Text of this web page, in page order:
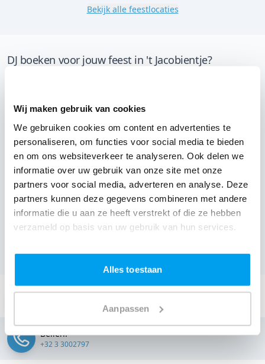
Wij maken gebruik van cookies
We gebruiken cookies om content en advertenties te
personaliseren, om functies voor social media te bieden
en om ons websiteverkeer te analyseren. Ook delen we
informatie over uw gebruik van onze site met onze
partners voor social media, adverteren en analyse. Deze
partners kunnen deze gegevens combineren met andere
informatie die u aan ze heeft verstrekt of die ze hebben
verzameld op basis van uw gebruik van hun services.
Alles toestaan
Aanpassen
Bekijk alle feestlocaties
DJ boeken voor jouw feest in 't Jacobientje?
een reserve DJ. Wij zorgen dat het goed komt. Maar
voordat je een DJ voor jouw feest gaat boeken, wil je
natuurlijk weten wat het kost.
EenDJ boeken uit West-Vlaanderen was nog nooit zo
makkelijk. Daarom kun je bij ons online de prijs
berekenen voor jouw feest. Ook kun je nu boeken of
een vrijblijvende offerte aanvragen. Boek de beste DJ uit
voor jouw DJ.
Stuur een email:
Bellen:
+32 3 3002797